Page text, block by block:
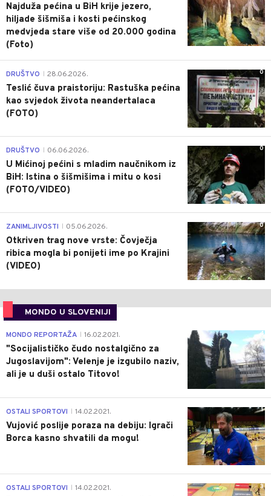
Najduža pećina u BiH krije jezero,
hiljade šišmiša i kosti pećinskog
medvjeda stare više od 20.000 godina
(Foto)
0
DRUŠTVO 28.06.2026.
Teslić čuva praistoriju: Rastuška pećina
kao svjedok života neandertalaca
(FOTO)
0
DRUŠTVO 06.06.2026.
U Mićinoj pećini s mladim naučnikom iz
BiH: Istina o šišmišima i mitu o kosi
(FOTO/VIDEO)
0
ZANIMLJIVOSTI 05.06.2026.
Otkriven trag nove vrste: Čovječja
ribica mogla bi ponijeti ime po Krajini
(VIDEO)
MONDO U SLOVENIJI
4
MONDO REPORTAŽA 16.02.2021.
"Socijalističko čudo nostalgično za
Jugoslavijom": Velenje je izgubilo naziv,
ali je u duši ostalo Titovo!
1
OSTALI SPORTOVI 14.02.2021.
Vujović poslije poraza na debiju: Igrači
Borca kasno shvatili da mogu!
3
OSTALI SPORTOVI 14.02.2021.